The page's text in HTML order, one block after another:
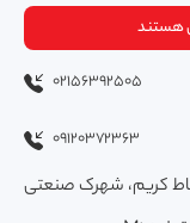
هستند
02156392505
09120372363
کریم، شهرک صنعتی